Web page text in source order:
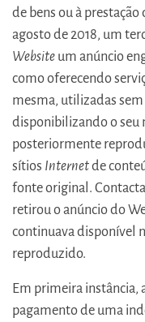
de bens ou à prestação
agosto de 2018, um
Website um anúncio
como oferecendo
mesma, utilizadas
disponibilizando o seu
posteriormente
sítios Internetde
fonte original.
retirou o anúncio do
continuava disponível
reproduzido.
Em primeira instância,
pagamento de uma